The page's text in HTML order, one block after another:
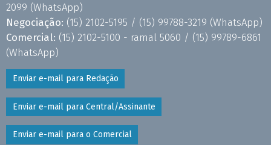
2099 (WhatsApp)
Negociação: (15) 2102-5195 / (15) 99788-3219 (WhatsApp)
Comercial: (15) 2102-5100 - ramal 5060 / (15) 99789-6861
(WhatsApp)
Enviar e-mail para Redação
Enviar e-mail para Central/Assinante
Enviar e-mail para o Comercial